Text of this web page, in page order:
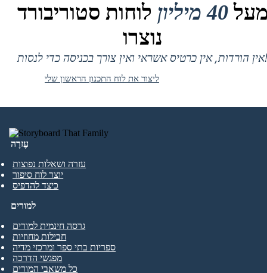
40 מיליון
לוחות סטוריבורד
נוצרו
אין הורדות, אין כרטיס אשראי ואין צורך בכניסה כדי לנסות!
ליצור את לוח התכנון הראשון שלי
עֶזרָה
עזרה ושאלות נפוצות
יוצר לוח סיפור
כיצד להדפיס
למורים
גרסה חינמית למורים
חבילות מחוזיות
ספריות בתי ספר ומרכזי מדיה
מפגשי הדרכה
כל משאבי המורים